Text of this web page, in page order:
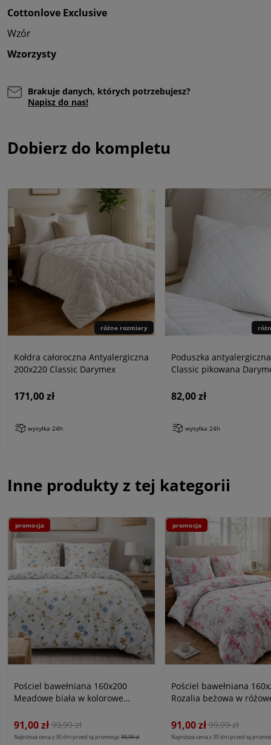
Cottonlove Exclusive
Wzór
Wzorzysty
Brakuje danych, których potrzebujesz?
Napisz do nas!
Dobierz do kompletu
różne rozmiary
Kołdra całoroczna Antyalergiczna
200x220 Classic Darymex
171,00 zł
wysyłka 24h
Poduszka
Classic pikowana
82,00 zł
wysyłka 24h
Inne produkty z tej kategorii
Pościel bawełniana 160x200
Meadowe biała w kolorowe
91,00 zł 99,99 zł
Najniższa cena z 30 dni przed tą promocją:99,99 zł
promocja
Pościel bawełniana
Rozalia beżowa w
91,00 zł 99,99 zł
Najniższa cena z 30 dni przed tą
promocja